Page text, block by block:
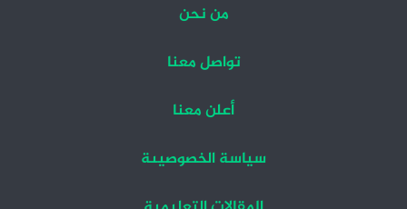
من نحن
تواصل معنا
أعلن معنا
سياسة الخصوصيىة